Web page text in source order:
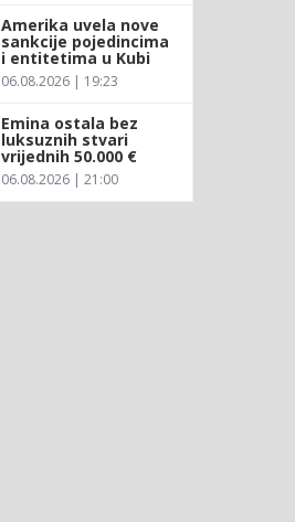
Amerika uvela nove
sankcije pojedincima
i entitetima u Kubi
06.08.2026 | 19:23
Emina ostala bez
luksuznih stvari
vrijednih 50.000 €
06.08.2026 | 21:00